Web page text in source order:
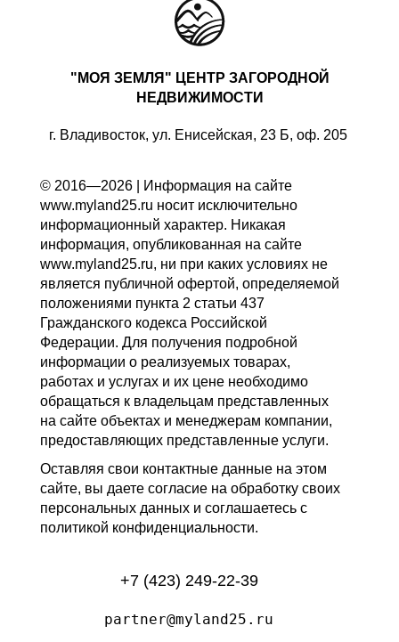
"МОЯ ЗЕМЛЯ" ЦЕНТР ЗАГОРОДНОЙ
НЕДВИЖИМОСТИ
г. Владивосток, ул. Енисейская, 23 Б, оф. 205
© 2016—2026 | Информация на сайте
www.myland25.ru носит исключительно
информационный характер. Никакая
информация, опубликованная на сайте
www.myland25.ru, ни при каких условиях не
является публичной офертой, определяемой
положениями пункта 2 статьи 437
Гражданского кодекса Российской
Федерации. Для получения подробной
информации о реализуемых товарах,
работах и услугах и их цене необходимо
обращаться к владельцам представленных
на сайте объектах и менеджерам компании,
предоставляющих представленные услуги.
Оставляя свои контактные данные на этом
сайте, вы даете согласие на обработку своих
персональных данных и соглашаетесь с
политикой конфиденциальности.
+7 (423) 249-22-39
partner@myland25.ru